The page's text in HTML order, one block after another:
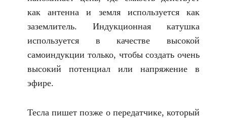
как антенна и земля используется как
заземлитель. Индукционная катушка
используется в качестве высокой
самоиндукции только, чтобы создать очень
высокий потенциал или напряжение в
эфире.
Тесла пишет позже о передатчике, который